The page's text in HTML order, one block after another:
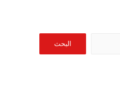
البحث